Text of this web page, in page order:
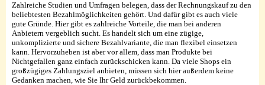
Zahlreiche Studien und Umfragen belegen, dass der Rechnungskauf zu den
beliebtesten Bezahlmöglichkeiten gehört. Und dafür gibt es auch viele
gute Gründe. Hier gibt es zahlreiche Vorteile, die man bei anderen
Anbietern vergeblich sucht. Es handelt sich um eine zügige,
unkomplizierte und sichere Bezahlvariante, die man flexibel einsetzen
kann. Hervorzuheben ist aber vor allem, dass man Produkte bei
Nichtgefallen ganz einfach zurückschicken kann. Da viele Shops ein
großzügiges Zahlungsziel anbieten, müssen sich hier außerdem keine
Gedanken machen, wie Sie Ihr Geld zurückbekommen.